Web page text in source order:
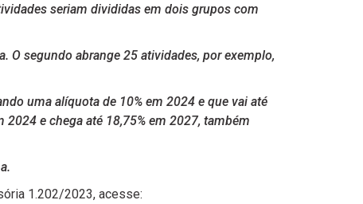
seriam divididas em dois grupos com
O segundo abrange 25 atividades, por exemplo,
uma alíquota de 10% em 2024 e que vai até
2024 e chega até 18,75% em 2027, também
1.202/2023, acesse: